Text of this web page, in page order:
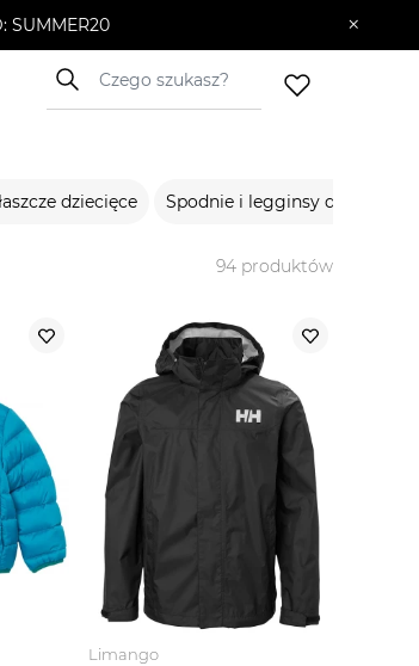
SUMMER20 ×
dziecięce Spodnie i legginsy dziecięce
94 produktów
Limango